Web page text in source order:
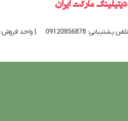
تلفن پشتیبانی: 09120856878 | واحد فروش:09196956736